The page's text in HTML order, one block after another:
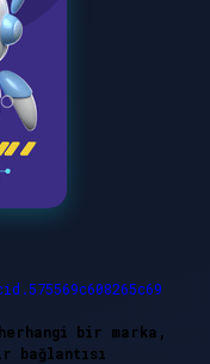
bir marka,
bağlantısı